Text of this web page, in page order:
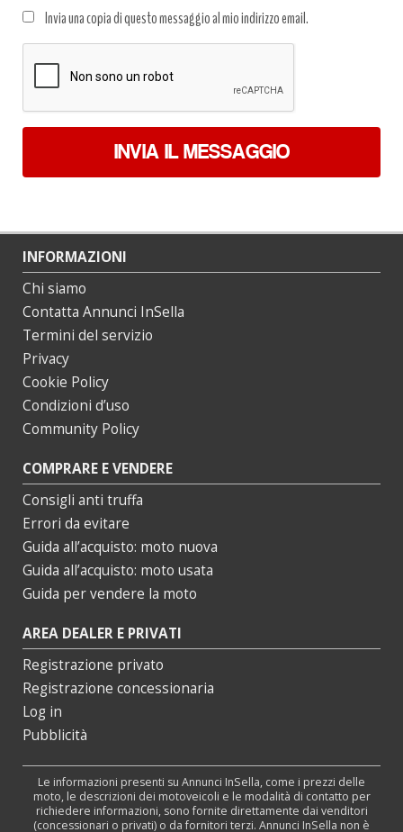
dati
*
Invia una copia di questo messaggio al mio indirizzo email.
INVIA IL MESSAGGIO
INFORMAZIONI
Chi siamo
Contatta Annunci InSella
Termini del servizio
Privacy
Cookie Policy
Condizioni d’uso
Community Policy
COMPRARE E VENDERE
Consigli anti truffa
Errori da evitare
Guida all’acquisto: moto nuova
Guida all’acquisto: moto usata
Guida per vendere la moto
AREA DEALER E PRIVATI
Registrazione privato
Registrazione concessionaria
Log in
Pubblicità
Le informazioni presenti su Annunci InSella, come i prezzi delle
moto, le descrizioni dei motoveicoli e le modalità di contatto per
richiedere informazioni, sono fornite direttamente dai venditori
(concessionari o privati) o da fornitori terzi. Annunci InSella non è